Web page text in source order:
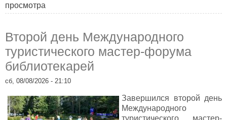
приграничных территорий как центры
просмотра
Второй день Международного
туристического мастер-форума
библиотекарей
сб, 08/08/2026 - 21:10
Завершился второй день
Международного